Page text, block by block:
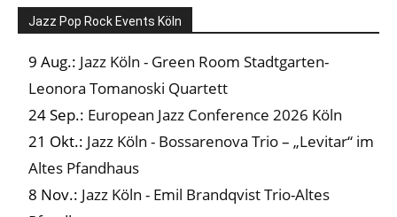
Jazz Pop Rock Events Köln
9 Aug.: Jazz Köln - Green Room Stadtgarten-
Leonora Tomanoski Quartett
24 Sep.: European Jazz Conference 2026 Köln
21 Okt.: Jazz Köln - Bossarenova Trio – „Levitar“ im
Altes Pfandhaus
8 Nov.: Jazz Köln - Emil Brandqvist Trio-Altes